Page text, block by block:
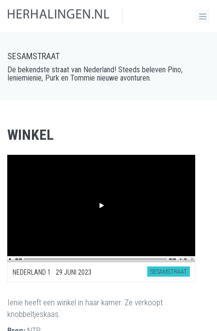
SESAMSTRAAT
De bekendste straat van Nederland! Steeds beleven Pino,
Ieniemienie, Purk en Tommie nieuwe avonturen.
WINKEL
NEDERLAND 1 29 JUNI 2023 SESAMSTRAAT
Ienie heeft een winkel in haar kamer. Ze verkoopt
knobbeltjeskaas.